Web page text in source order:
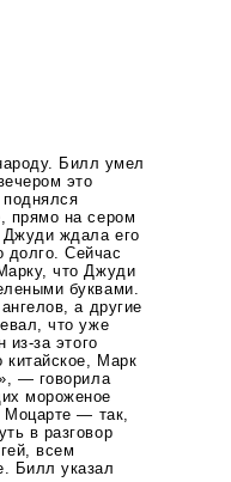
Билл умел
это
прямо на сером
ждала его
долго. Сейчас
что Джуди
буквами.
а другие
что уже
из-заэтого
китайское, Марк
— говорила
мороженое
Моцарте — так,
в разговор
всем
Билл указал